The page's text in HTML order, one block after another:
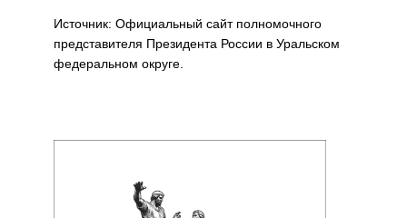
Источник: Официальный сайт полномочного
представителя Президента России в Уральском
федеральном округе.